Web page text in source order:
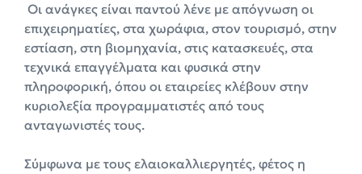
Οι ανάγκες είναι παντού λένε με απόγνωση οι
επιχειρηματίες, στα χωράφια, στον τουρισμό, στην
εστίαση, στη βιομηχανία, στις κατασκευές, στα
τεχνικά επαγγέλματα και φυσικά στην
πληροφορική, όπου οι εταιρείες κλέβουν στην
κυριολεξία προγραμματιστές από τους
ανταγωνιστές τους.
Σύμφωνα με τους ελαιοκαλλιεργητές, φέτος η